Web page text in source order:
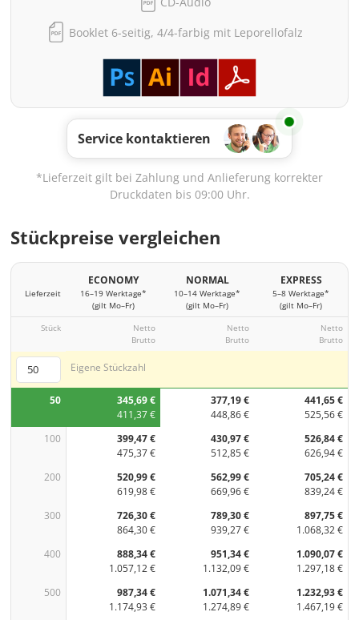
Booklet 6-seitig, 4/4-farbig mit Leporellofalz
Service kontaktieren
*Lieferzeit gilt bei Zahlung und Anlieferung korrekter
Druckdaten bis 09:00 Uhr.
Stückpreise vergleichen
Lieferzeit
ECONOMY
16–19 Werktage*
(gilt Mo–Fr)
NORMAL
10–14 Werktage*
(gilt Mo–Fr)
EXPRESS
5–8 Werktage*
(gilt Mo–Fr)
Stück
Netto
Brutto
Netto
Brutto
Netto
Brutto
Eigene Stückzahl
50
345,69 €
411,37 €
377,19 €
448,86 €
441,65 €
525,56 €
100
399,47 €
475,37 €
430,97 €
512,85 €
526,84 €
626,94 €
200
520,99 €
619,98 €
562,99 €
669,96 €
705,24 €
839,24 €
300
726,30 €
864,30 €
789,30 €
939,27 €
897,75 €
1.068,32 €
400
888,34 €
1.057,12 €
951,34 €
1.132,09 €
1.090,07 €
1.297,18 €
500
987,34 €
1.174,93 €
1.071,34 €
1.274,89 €
1.232,93 €
1.467,19 €